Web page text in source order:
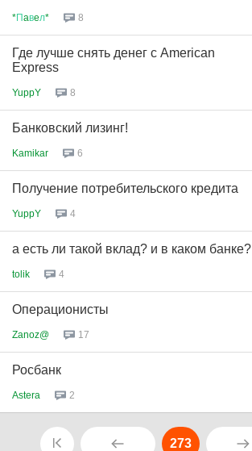
*Пaвeл* 8
Где лучше снять денег с American
Express
YuppY 8
Банковский лизинг!
Kamikar 6
Получение потребительского кредита
YuppY 4
а есть ли такой вклад? и в каком банке?
tolik 4
Операционисты
Zanoz@ 17
Росбанк
Astera 2
273